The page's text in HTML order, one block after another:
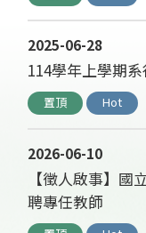
2025-06-28
114學年上學期
置頂 Hot
2026-06-10
【徵人啟事】國
聘專任教師